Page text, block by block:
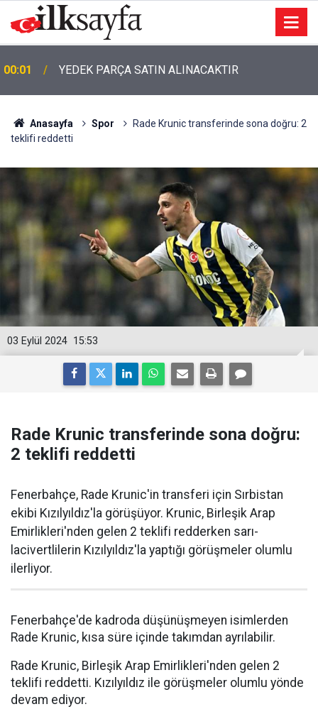
00:01 TEMİZLİK MALZEMESİ SATIN ALINACAKTIR
Anasayfa Spor
Rade Krunic transferinde sona doğru: 2
teklifi reddetti
15:53
03 Eylül 2024
Rade Krunic transferinde sona doğru:
2 teklifi reddetti
Fenerbahçe, Rade Krunic'in transferi için Sırbistan
ekibi Kızılyıldız'la görüşüyor. Krunic, Birleşik Arap
Emirlikleri'nden gelen 2 teklifi redderken sarı-
lacivertlilerin Kızılyıldız'la yaptığı görüşmeler olumlu
ilerliyor.
Fenerbahçe'de kadroda düşünüşmeyen isimlerden
Rade Krunic, kısa süre içinde takımdan ayrılabilir.
Rade Krunic, Birleşik Arap Emirlikleri'nden gelen 2
teklifi reddetti. Kızılyıldız ile görüşmeler olumlu yönde
devam ediyor.